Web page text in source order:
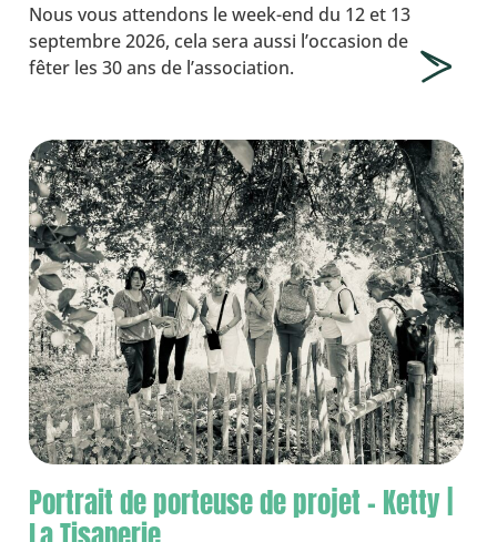
Nous vous attendons le week-end du 12 et 13
septembre 2026, cela sera aussi l’occasion de
fêter les 30 ans de l’association.
Portrait de porteuse de projet – Ketty |